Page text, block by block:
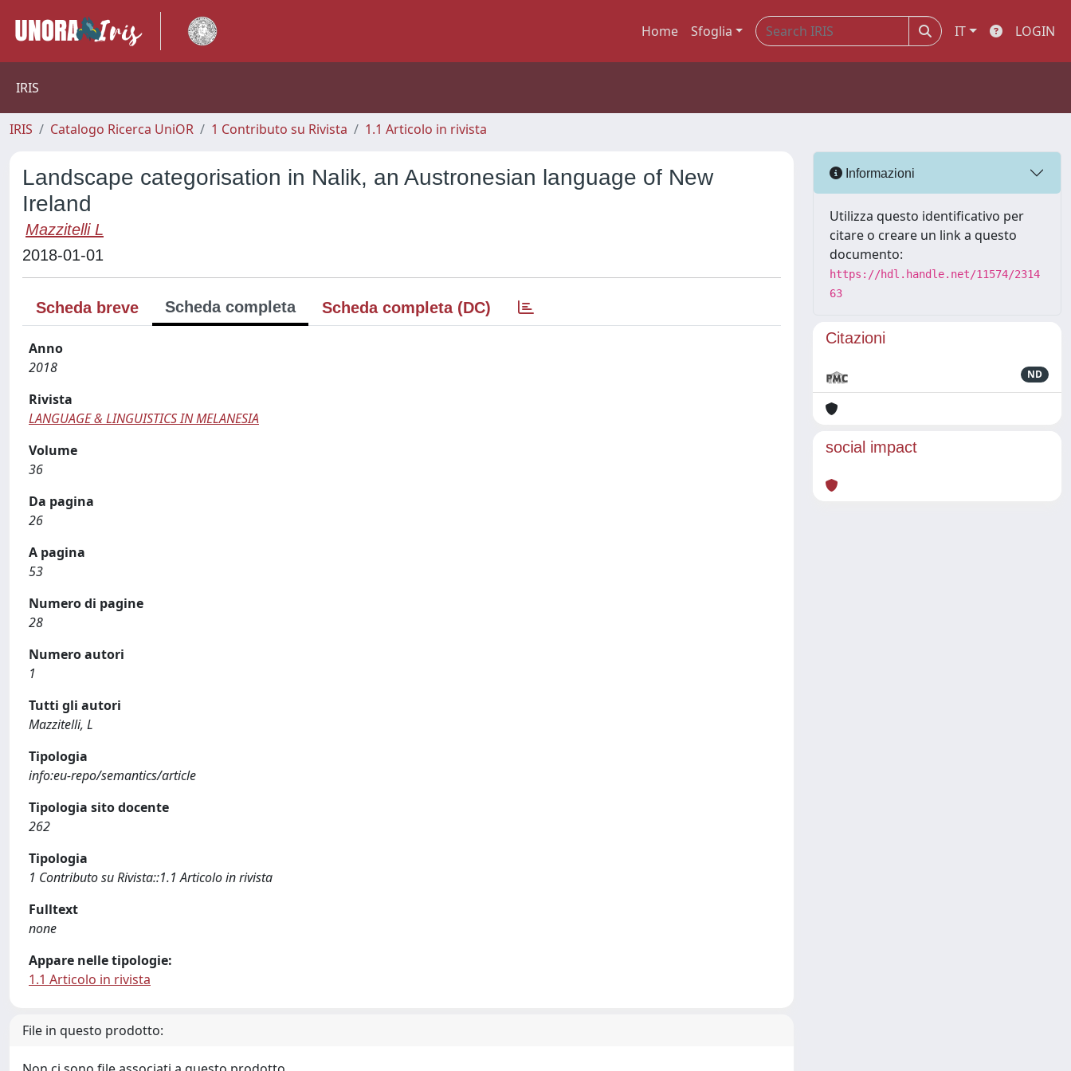
Home Sfoglia IT LOGIN
IRIS
IRIS Catalogo Ricerca UniOR 1 Contributo su Rivista 1.1 Articolo in rivista
Landscape categorisation in Nalik, an Austronesian language of New
Ireland
Mazzitelli L
2018-01-01
Scheda breve Scheda completa Scheda completa (DC)
Anno
2018
Rivista
LANGUAGE & LINGUISTICS IN MELANESIA
Volume
36
Da pagina
26
A pagina
53
Numero di pagine
28
Numero autori
1
Tutti gli autori
Mazzitelli, L
Tipologia
info:eu-repo/semantics/article
Tipologia sito docente
262
Tipologia
1 Contributo su Rivista::1.1 Articolo in rivista
Fulltext
none
Appare nelle tipologie:
1.1 Articolo in rivista
File in questo prodotto:
Informazioni
Utilizza questo identificativo per
citare o creare un link a questo
documento:
https://hdl.handle.net/11574/2314
63
Citazioni
ND
social impact